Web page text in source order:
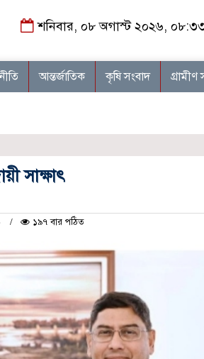
শনিবার, ০৮ অগাস্ট ২০২৬, ০৮:৩৩
আন্তর্জাতিক কৃষি সংবাদ গ্রামীণ
সাক্ষাৎ
১৯৭ বার পঠিত